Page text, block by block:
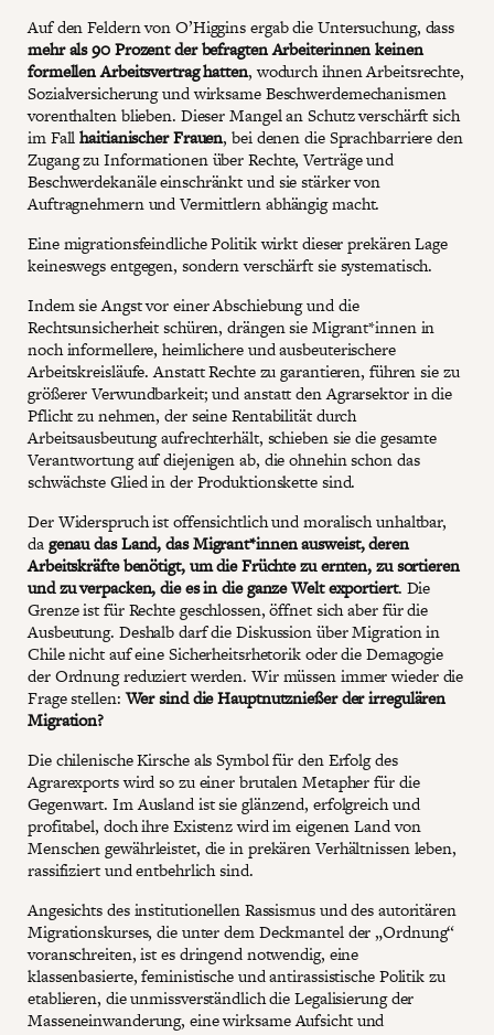
Auf den Feldern von O’Higgins ergab die Untersuchung, dass
mehr als 90 Prozent der befragten Arbeiterinnen keinen
formellen Arbeitsvertrag hatten, wodurch ihnen Arbeitsrechte,
Sozialversicherung und wirksame Beschwerdemechanismen
vorenthalten blieben. Dieser Mangel an Schutz verschärft sich
im Fallhaitianischer Frauen, bei denen die Sprachbarriere den
Zugang zu Informationen über Rechte, Verträge und
Beschwerdekanäle einschränkt und sie stärker von
Auftragnehmern und Vermittlern abhängig macht.
Eine migrationsfeindliche Politik wirkt dieser prekären Lage
keineswegs entgegen, sondern verschärft sie systematisch.
Indem sie Angst vor einer Abschiebung und die
Rechtsunsicherheit schüren, drängen sie Migrant*innen in
noch informellere, heimlichere und ausbeuterischere
Arbeitskreisläufe. Anstatt Rechte zu garantieren, führen sie zu
größerer Verwundbarkeit; und anstatt den Agrarsektor in die
Pflicht zu nehmen, der seine Rentabilität durch
Arbeitsausbeutung aufrechterhält, schieben sie die gesamte
Verantwortung auf diejenigen ab, die ohnehin schon das
schwächste Glied in der Produktionskette sind.
Der Widerspruch ist offensichtlich und moralisch unhaltbar,
dagenau das Land, das Migrant*innen ausweist, deren
Arbeitskräfte benötigt, um die Früchte zu ernten, zu sortieren
und zu verpacken, die es in die ganze Welt exportiert. Die
Grenze ist für Rechte geschlossen, öffnet sich aber für die
Ausbeutung. Deshalb darf die Diskussion über Migration in
Chile nicht auf eine Sicherheitsrhetorik oder die Demagogie
der Ordnung reduziert werden. Wir müssen immer wieder die
Frage stellen:Wer sind die Hauptnutznießer der irregulären
Migration?
Die chilenische Kirsche als Symbol für den Erfolg des
Agrarexports wird so zu einer brutalen Metapher für die
Gegenwart. Im Ausland ist sie glänzend, erfolgreich und
profitabel, doch ihre Existenz wird im eigenen Land von
Menschen gewährleistet, die in prekären Verhältnissen leben,
rassifiziert und entbehrlich sind.
Angesichts des institutionellen Rassismus und des autoritären
Migrationskurses, die unter dem Deckmantel der „Ordnung“
voranschreiten, ist es dringend notwendig, eine
klassenbasierte, feministische und antirassistische Politik zu
etablieren, die unmissverständlich die Legalisierung der
Masseneinwanderung, eine wirksame Aufsicht und